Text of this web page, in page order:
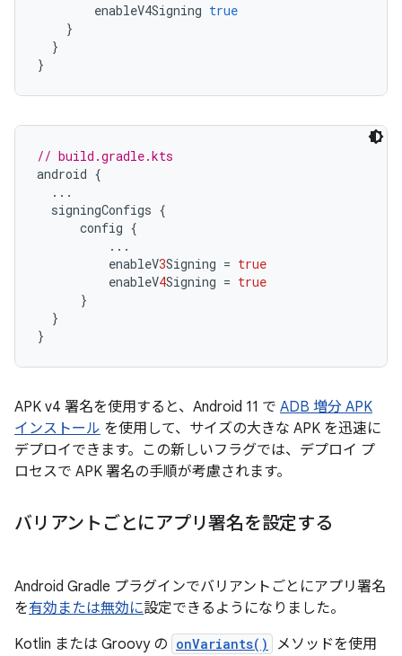
enableV4Signing true
}
}
}
// build.gradle.kts
android {
...
signingConfigs {
config {
...
enableV3Signing = true
enableV4Signing = true
}
}
}
APK v4 署名を使用すると、Android 11 で ADB 増分 APK
インストール を使用して、サイズの大きな APK を迅速に
デプロイできます。この新しいフラグでは、デプロイ プ
ロセスで APK 署名の手順が考慮されます。
バリアントごとにアプリ署名を設定する
Android Gradle プラグインでバリアントごとにアプリ署名
を有効または無効に設定できるようになりました。
Kotlin または Groovy の onVariants()
メソッドを使用